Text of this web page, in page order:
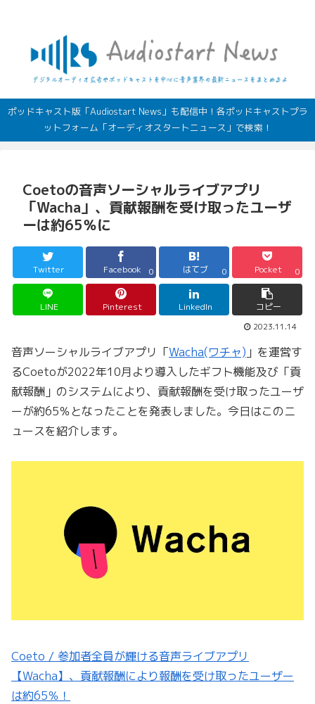
ポッドキャスト版「Audiostart News」も配信中！各ポッドキャストプラ
ットフォーム「オーディオスタートニュース」で検索！
Coetoの音声ソーシャルライブアプリ
「Wacha」、貢献報酬を受け取ったユーザ
ーは約65％に
Twitter Facebook 0 はてブ 0 Pocket 0
LINE Pinterest LinkedIn コピー
2023.11.14
音声ソーシャルライブアプリ「Wacha(ワチャ) 」を運営す
るCoetoが2022年10月より導入したギフト機能及び「貢
献報酬」のシステムにより、貢献報酬を受け取ったユーザ
ーが約65％となったことを発表しました。今日はこのニ
ュースを紹介します。
Coeto / 参加者全員が輝ける音声ライブアプリ
【Wacha】、貢献報酬により報酬を受け取ったユーザー
は約65％！